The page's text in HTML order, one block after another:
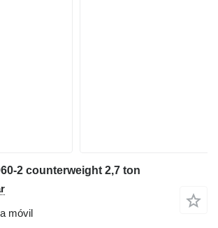
2 counterweight 2,7 ton
móvil